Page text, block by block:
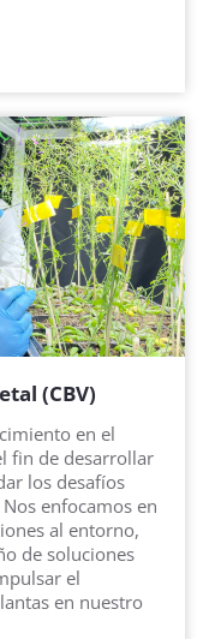
(CBV)
en el
fin de desarrollar
los desafíos
enfocamos en
al entorno,
de soluciones
el
en nuestro